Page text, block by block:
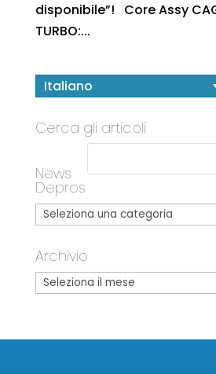
disponibile”! Core Assy
TURBO:...
Italiano
Cerca gli articoli
News
Depros
Archivio